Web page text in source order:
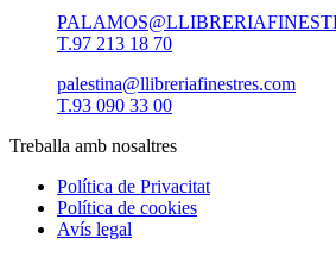
T.97 213 18 70
palestina@llibreriafinestres.com
T.93 090 33 00
Treballa amb nosaltres
Política de Privacitat
Política de cookies
Avís legal